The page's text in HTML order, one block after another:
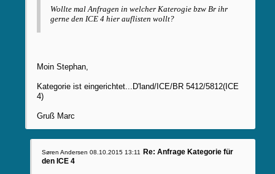
Wollte mal Anfragen in welcher Katerogie bzw Br ihr
gerne den ICE 4 hier auflisten wollt?
Moin Stephan,
Kategorie ist eingerichtet...D'land/ICE/BR 5412/5812(ICE
4)
Gruß Marc
Søren Andersen 08.10.2015 13:11 Re: Anfrage Kategorie für
den ICE 4